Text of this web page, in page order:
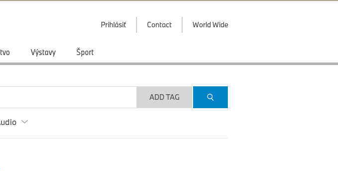
Prihlásiť Contact World Wide
Výstavy Šport
ADD TAG